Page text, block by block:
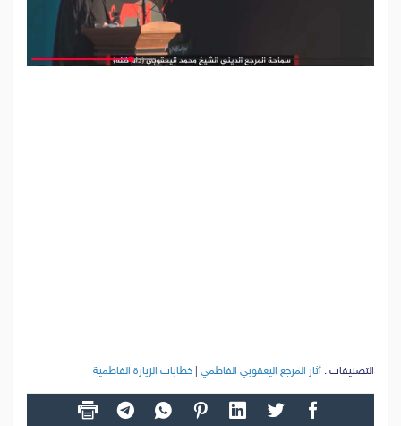
التصنيفات : أثار المرجع اليعقوبي الفاطمي خطابات الزيارة الفاطمية